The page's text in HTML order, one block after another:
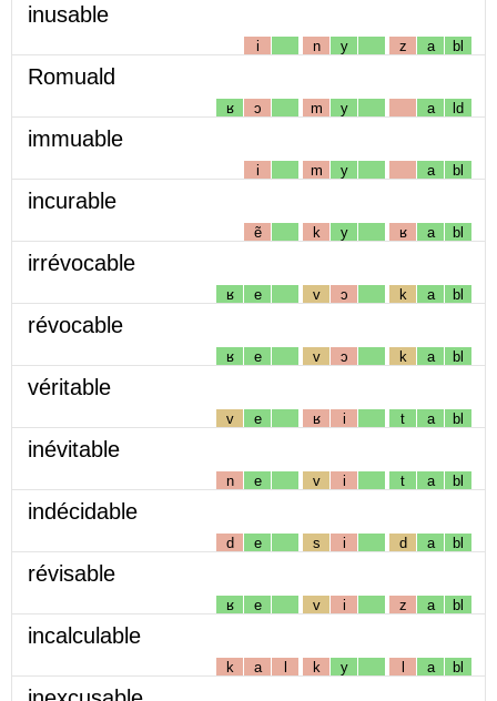
inusable
i n y z a bl
Romuald
ʁ ɔ m y a ld
immuable
i m y a bl
incurable
ẽ k y ʁ a bl
irrévocable
ʁ e v ɔ k a bl
révocable
ʁ e v ɔ k a bl
véritable
v e ʁ i t a bl
inévitable
n e v i t a bl
indécidable
d e s i d a bl
révisable
ʁ e v i z a bl
incalculable
k a l k y l a bl